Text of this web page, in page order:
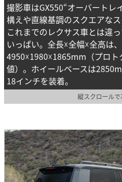
撮影車はGX550“オーバートレ
構えや直線基調のスクエアなス
これまでのレクサス車とは違
いっぱい。全長☓全幅☓全高は、
4950☓1980☓1865mm（プロト
値）。ホイールベースは
18インチを装着。
縦スクロール